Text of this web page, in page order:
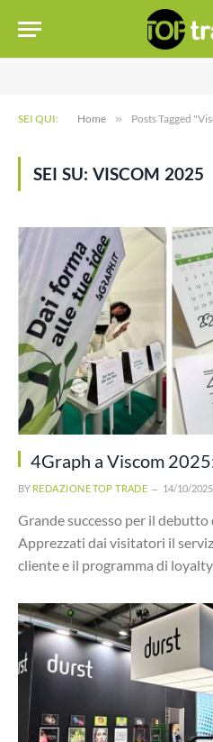
SEI QUI: Home » Posts Tagged
SEI SU: VISCOM 2025
4Graph a Viscom
BY REDAZIONE TOP TRADE 14/10/2025
Grande successo per il debutto
Apprezzati dai visitatori il
cliente e il programma di